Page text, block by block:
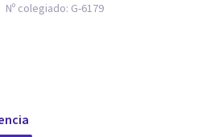
Nº colegiado: G-6179